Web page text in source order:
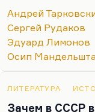
пытался спасти
совершенно к
оценивать,
Андрей
Сергей Рудаков
Эдуард Лимонов
Осип
ЛИТЕРАТУРА
Зачем в СССР